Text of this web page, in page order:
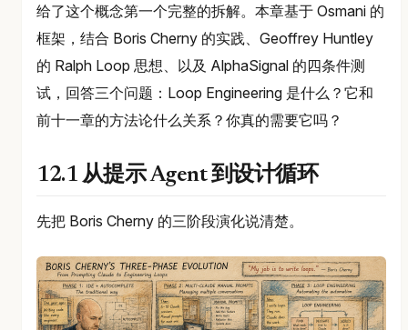
给了这个概念第一个完整的拆解。本章基于 Osmani 的
框架，结合 Boris Cherny 的实践、Geoffrey Huntley
的 Ralph Loop 思想、以及 AlphaSignal 的四条件测
试，回答三个问题：Loop Engineering 是什么？它和
前十一章的方法论什么关系？你真的需要它吗？
12.1 从提示 Agent 到设计循环
先把 Boris Cherny 的三阶段演化说清楚。